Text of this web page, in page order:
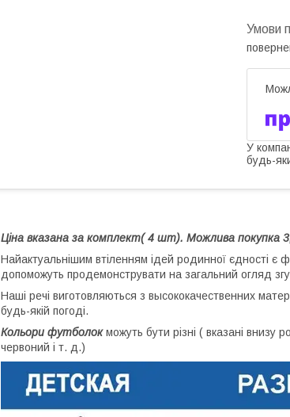
У
будь-
Ціна вказана за комплект( 4 шт). Можлива покупка
Найактуальнішим втіленням ідей родинної єдності є
допоможуть продемонструвати на загальний огляд
Наші речі виготовляються з высококачественних
будь-якій погоді.
Кольори футболокможуть бути різні ( вказані внизу
червоний і т. д.)